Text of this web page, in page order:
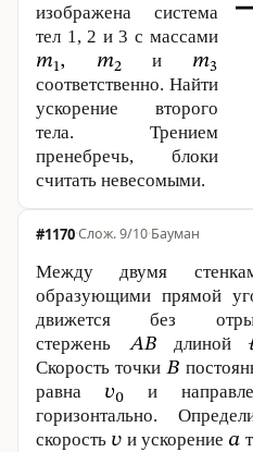
изображена система
тел 1, 2 и3 с массами
и
соответственно. Найти
ускорение второго
тела. Трением
пренебречь, блоки
считать невесомыми.
#1170· 9/10·Бауман
Между двумя
образующими прямой
движется без
стержень
длиной
Скорость точки
равна
и
горизонтально.
скорость
и ускорение